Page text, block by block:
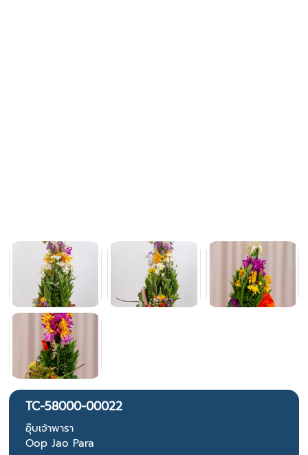
TC-58000-00022
อุ๊บเจ้าพารา
Oop Jao Para